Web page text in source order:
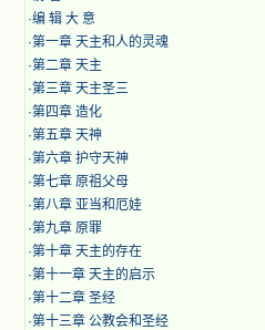
·编 辑 大 意
·第一章 天主和人的灵魂
·第二章 天主
·第三章 天主圣三
·第四章 造化
·第五章 天神
·​第六章 护守天神
·第七章 原祖父母
·​第八章 亚当和厄娃
·第九章 原罪
·第十章 天主的存在
·第十一章 天主的启示
·第十二章 圣经
·第十三章 公教会和圣经